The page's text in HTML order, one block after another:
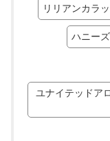
リリアンカラ
ハニーズ
ユナイテッドア